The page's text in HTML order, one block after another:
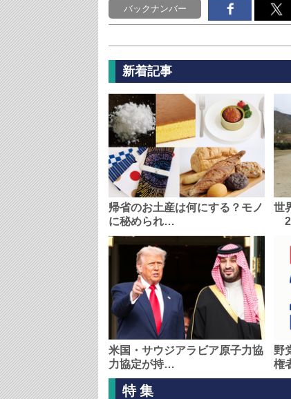
バックナンバー
新着記事
帰省のお土産は何にする？モノ
に秘められ…
世
米国・サウジアラビア原子力協
力協定が持…
野
権
特集